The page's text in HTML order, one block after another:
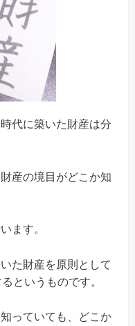
代に築いた財産は分
産の境目がどこか知
ます。
た財産を原則として
というものです。
っていても、どこか